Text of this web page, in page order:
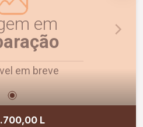
em
em breve
L